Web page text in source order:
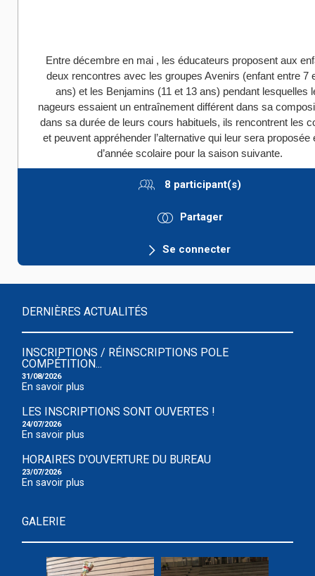
Entre décembre en mai , les éducateurs proposent aux
deux rencontres avec les groupes Avenirs (enfant entre 7
ans) et les Benjamins (11 et 13 ans) pendant lesquelles
nageurs essaient un entraînement différent dans sa
dans sa durée de leurs cours habituels, ils rencontrent les
et peuvent appréhender l’alternative qui leur sera proposée
d’année scolaire pour la saison suivante.
8 participant(s)
Partager
Se connecter
DERNIÈRES ACTUALITÉS
INSCRIPTIONS / RÉINSCRIPTIONS POLE
COMPÉTITION...
31/08/2026
En savoir plus
LES INSCRIPTIONS SONT OUVERTES !
24/07/2026
En savoir plus
HORAIRES D'OUVERTURE DU BUREAU
23/07/2026
En savoir plus
GALERIE